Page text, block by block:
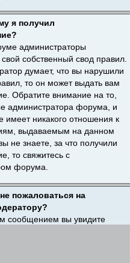
я получил
администраторы
собственный свод правил.
думает, что вы нарушили
то он может выдать вам
Обратите внимание на то,
администратора форума, и
имеет никакого отношения к
выдаваемым на данном
не знаете, за что получили
то свяжитесь с
форума.
пожаловаться на
сообщением вы увидите